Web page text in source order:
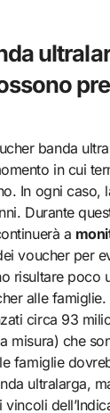
banda
in cui
In ogni caso,
Durante
a
voucher per
risultare poco
alle famiglie.
circa 93
misura) che
famiglie
ultralarga,
vincoli